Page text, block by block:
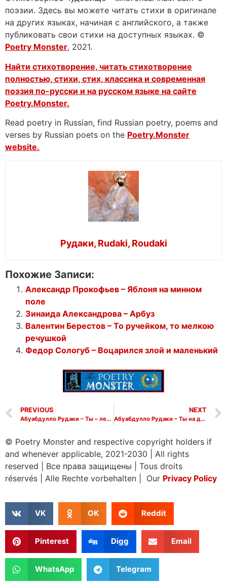
поэзии. Здесь вы можете читать стихи в оригинале
на других языках, начиная с английского, а также
публиковать свои стихи на доступных языках. ©
Poetry Monster, 2021.
Найти стихотворение, читать стихотворение
полностью, стихи, стих, классика и современная
поэзия по-русски и на русском языке на сайте
Poetry.Monster.
Read poetry in Russian, find Russian poetry, poems and
verses by Russian poets on the Poetry.Monster
website.
Рудаки, Rudaki, Roudaki
Похожие Записи:
Александр Прокофьев – Яблоня на минном
поле
Зинаида Александрова – Арбуз
Валентин Берестов – То ручейком, то мелкою
речушкой
Федор Сологуб – Воцарился злой и маленький
PREVIOUS
Абуабдулло Рудаки – Ты – лев, который стал потомком
NEXT
Абуабдулло Рудаки – Ты на доске
© Poetry Monster and respective copyright holders if
and whenever applicable, 2021-2030
All rights
reserved
Все права защищены
Tous droits
réservés
Alle Rechte vorbehalten | Our Privacy Policy
VK OK Reddit
Pinterest Digg Email
WhatsApp Telegram